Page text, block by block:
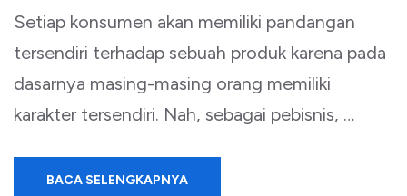
Setiap konsumen akan memiliki pandangan
tersendiri terhadap sebuah produk karena pada
dasarnya masing-masing orang memiliki
karakter tersendiri. Nah, sebagai pebisnis, …
BACA SELENGKAPNYA